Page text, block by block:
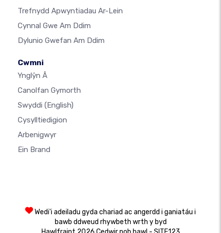
Trefnydd Apwyntiadau Ar-Lein
Cynnal Gwe Am Ddim
Dylunio Gwefan Am Ddim
Cwmni
Ynglŷn Â
Canolfan Gymorth
Swyddi (English)
Cysylltiedigion
Arbenigwyr
Ein Brand
Wedi'i adeiladu gyda chariad ac angerdd i ganiatáu i
bawb ddweud rhywbeth wrth y byd